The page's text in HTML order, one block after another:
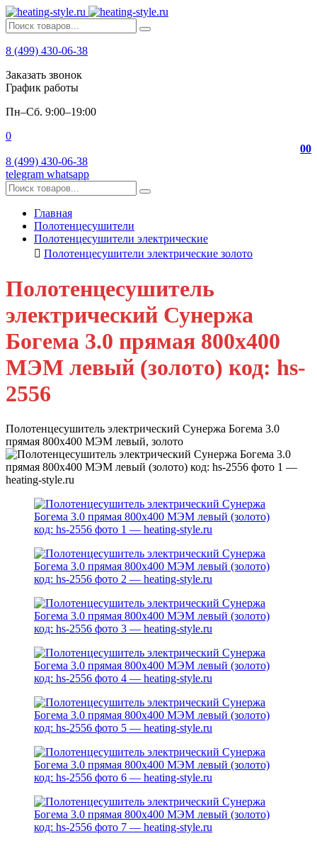
8 (499) 430-06-38
Заказать звонок
График работы
Пн–Сб. 9:00–19:00
0
00
8 (499) 430-06-38
telegram whatsapp
Главная
Полотенцесушители
Полотенцесушители электрические
Полотенцесушители электрические золото
Полотенцесушитель
электрический Сунержа
Богема 3.0 прямая 800х400
МЭМ левый (золото) код: hs-
2556
Полотенцесушитель электрический Сунержа Богема 3.0
прямая 800х400 МЭМ левый, золото